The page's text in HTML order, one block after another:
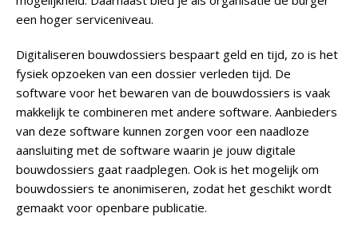
een hoger serviceniveau.
Digitaliseren bouwdossiers bespaart geld en tijd, zo is het
fysiek opzoeken van een dossier verleden tijd. De
software voor het bewaren van de bouwdossiers is vaak
makkelijk te combineren met andere software. Aanbieders
van deze software kunnen zorgen voor een naadloze
aansluiting met de software waarin je jouw digitale
bouwdossiers gaat raadplegen. Ook is het mogelijk om
bouwdossiers te anonimiseren, zodat het geschikt wordt
gemaakt voor openbare publicatie.